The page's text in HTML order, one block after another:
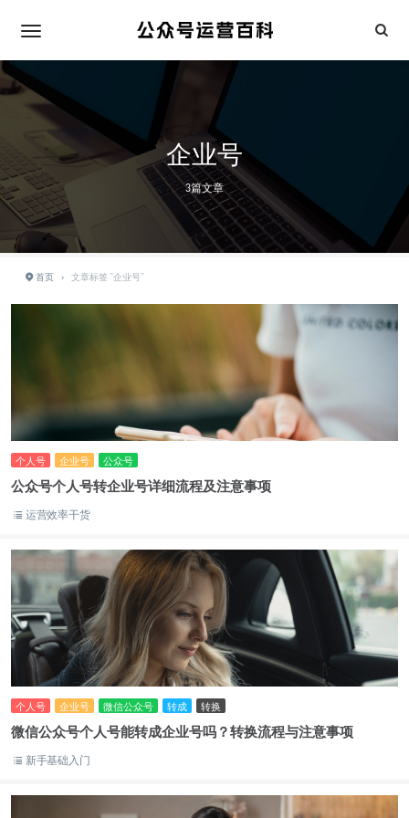
企业号
3篇文章
首页 › 文章标签 "企业号"
个人号 企业号 公众号
公众号个人号转企业号详细流程及注意事项
运营效率干货
个人号 企业号 微信公众号 转成 转换
微信公众号个人号能转成企业号吗？转换流程与注意事项
新手基础入门